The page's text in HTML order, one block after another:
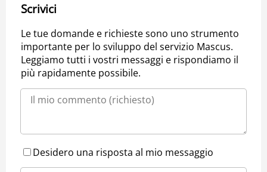
Scrivici
Le tue domande e richieste sono uno strumento
importante per lo sviluppo del servizio Mascus.
Leggiamo tutti i vostri messaggi e rispondiamo il
più rapidamente possibile.
Desidero una risposta al mio messaggio